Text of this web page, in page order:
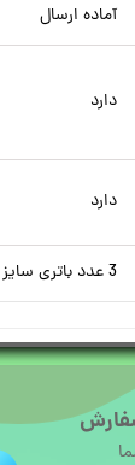
آماده ارسال
دارد
دارد
3 عدد باتری سایز AAA